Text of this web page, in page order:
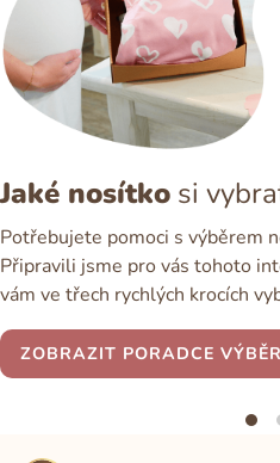
Jaké nosítko si
Potřebujete pomoci s výběrem
Připravili jsme pro vás tohoto
vám ve třech rychlých krocích
ZOBRAZIT PORADCE